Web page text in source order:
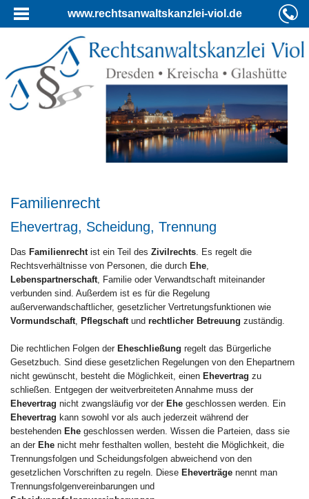
www.rechtsanwaltskanzlei-viol.de
Familienrecht
Ehevertrag, Scheidung, Trennung
Das Familienrecht ist ein Teil des Zivilrechts . Es regelt die
Rechtsverhältnisse von Personen, die durch Ehe
Lebenspartnerschaft , Familie oder Verwandtschaft miteinander
verbunden sind. Außerdem ist es für die Regelung
außerverwandschaftlicher, gesetzlicher Vertretungsfunktionen wie
Vormundschaft Pflegschaft und rechtlicher Betreuung zuständig.
Die rechtlichen Folgen der Eheschließung regelt das Bürgerliche
Gesetzbuch. Sind diese gesetzlichen Regelungen von den Ehepartnern
nicht gewünscht, besteht die Möglichkeit, einen Ehevertrag zu
schließen. Entgegen der weitverbreiteten Annahme muss der
Ehevertrag nicht zwangsläufig vor der Ehe geschlossen werden. Ein
Ehevertrag kann sowohl vor als auch jederzeit während der
bestehenden Ehe geschlossen werden. Wissen die Parteien, dass sie
an der Ehe nicht mehr festhalten wollen, besteht die Möglichkeit, die
Trennungsfolgen und Scheidungsfolgen abweichend von den
gesetzlichen Vorschriften zu regeln. Diese Eheverträge nennt man
Trennungsfolgenvereinbarungen und